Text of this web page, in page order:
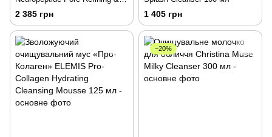
Resurfacing Cream Cleanser
2 385 грн 1 405 грн
−20%